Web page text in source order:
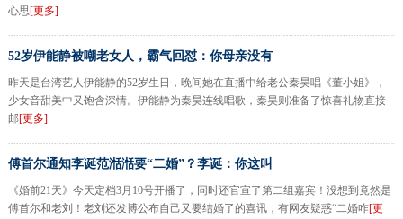
心思[更多]
52岁伊能静被嘲老女人，霸气回怼：你母亲没有
昨天是台湾艺人伊能静的52岁生日，晚间她在直播中给老公秦昊唱《董小姐》，
少女音甜美中又饱含深情。伊能静为秦昊连线唱歌，秦昊则准备了惊喜礼物直接
邮[更多]
傅首尔通知李诞范湉湉要“二婚”？李诞：你这叫
《婚前21天》今天定档3月10号开播了，同时还官宣了第二组嘉宾！没想到竟然是
傅首尔和老刘！老刘还发博公布自己又要结婚了的喜讯，有网友疑惑“二婚咋[更